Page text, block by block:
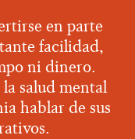
en parte
facilidad,
ni dinero.
salud mental
hablar de sus